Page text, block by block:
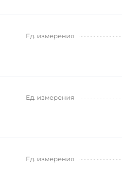
Ед. измерения
Ед. измерения
Ед. измерения